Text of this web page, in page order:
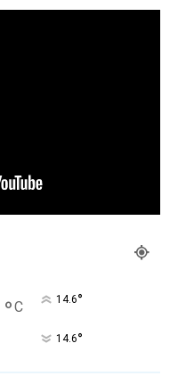
°C 14.6°
14.6°